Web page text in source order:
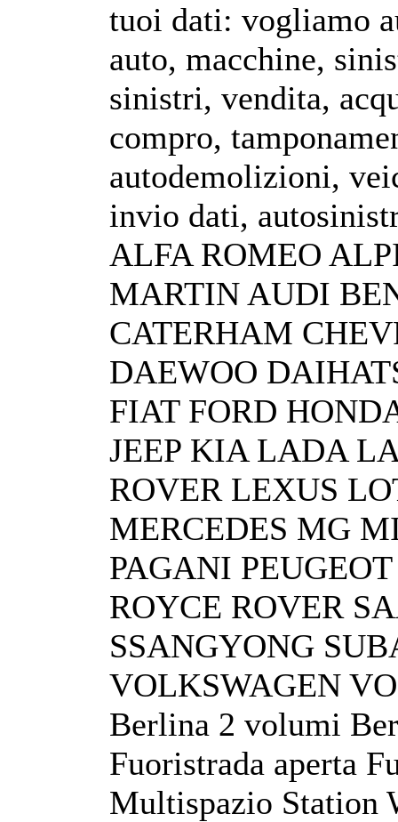
tuoi dati: vogliamo
auto, macchine,
sinistri, vendita,
compro,
autodemolizioni,
invio dati,
ALFA ROMEO
MARTIN AUDI
CATERHAM
DAEWOO
FIAT FORD
JEEP KIA LADA
ROVER LEXUS
MERCEDES MG
PAGANI
ROYCE ROVER
SSANGYONG
VOLKSWAGEN
Berlina 2 volumi
Fuoristrada aperta
Multispazio Station